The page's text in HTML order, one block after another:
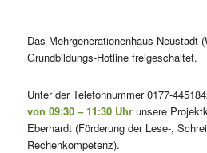
Das Mehrgenerationenhaus Neustadt
Grundbildungs-Hotline freigeschaltet.
Unter der Telefonnummer 0177-
von 09:30 – 11:30 Uhrunsere
Eberhardt (Förderung der Lese-,
Rechenkompetenz).